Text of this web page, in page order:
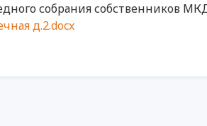
собрания собственников
д.2.docx